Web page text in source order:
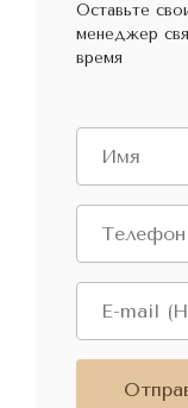
Оставьте
менеджер
время